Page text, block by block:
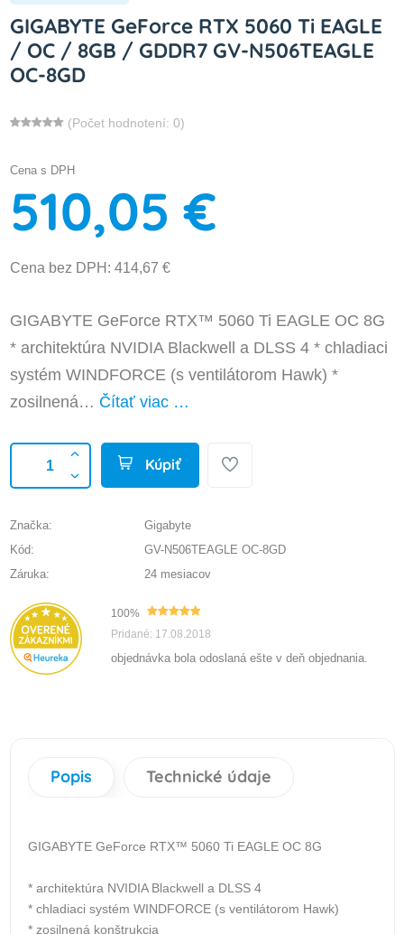
GIGABYTE GeForce RTX 5060 Ti EAGLE
/ OC / 8GB / GDDR7 GV-N506TEAGLE
OC-8GD
(Počet hodnotení: 0)
Cena s DPH
510,05 €
Cena bez DPH: 414,67 €
GIGABYTE GeForce RTX™ 5060 Ti EAGLE OC 8G
* architektúra NVIDIA Blackwell a DLSS 4 * chladiaci
systém WINDFORCE (s ventilátorom Hawk) *
zosilnená… Čítať viac …
Kúpiť
Značka:
Gigabyte
Kód:
GV-N506TEAGLE OC-8GD
Záruka:
24 mesiacov
100%
Pridané: 17.08.2018
objednávka bola odoslaná ešte v deň objednania.
Popis Technické údaje
GIGABYTE GeForce RTX™ 5060 Ti EAGLE OC 8G
* architektúra NVIDIA Blackwell a DLSS 4
* chladiaci systém WINDFORCE (s ventilátorom Hawk)
* zosilnená konštrukcia